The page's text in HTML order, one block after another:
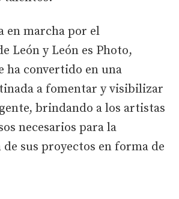
en marcha por el
León y León es Photo,
ha convertido en una
a fomentar y visibilizar
brindando a los artistas
necesarios para la
sus proyectos en forma de